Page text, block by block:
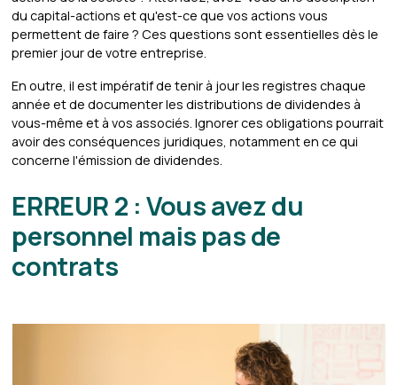
du capital-actions et qu'est-ce que vos actions vous
permettent de faire ? Ces questions sont essentielles dès le
premier jour de votre entreprise.
En outre, il est impératif de tenir à jour les registres chaque
année et de documenter les distributions de dividendes à
vous-même et à vos associés. Ignorer ces obligations pourrait
avoir des conséquences juridiques, notamment en ce qui
concerne l'émission de dividendes.
ERREUR 2 : Vous avez du
personnel mais pas de
contrats